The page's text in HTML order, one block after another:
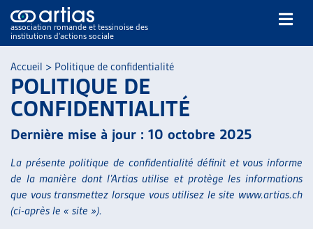
association romande et tessinoise des
institutions d’actions sociale
NOS PUBLICATIONS
ARTICLES
DOSSIERS DU MOIS
Accueil > Politique de confidentialité
POLITIQUE DE
CONFIDENTIALITÉ
Dernière mise à jour : 10 octobre 2025
La présente politique de confidentialité définit et vous informe
de la manière dont l’Artias utilise et protège les informations
que vous transmettez lorsque vous utilisez le site www.artias.ch
(ci-après le « site »).